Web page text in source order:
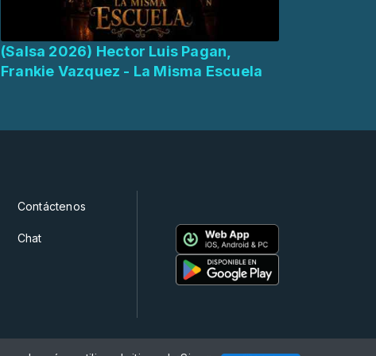
(Salsa 2026) Hector Luis Pagan,
Frankie Vazquez - La Misma Escuela
Contáctenos
Chat